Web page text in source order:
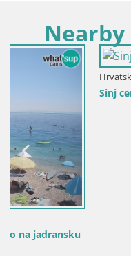
Hrvatska / Splitsko-